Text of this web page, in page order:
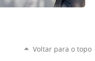
Voltar para o topo